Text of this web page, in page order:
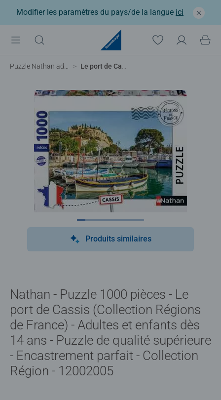
Modifier les paramètres du pays/de la langue ici
Puzzle Nathan adulte Le port de Cassis
Produits similaires
Nathan - Puzzle 1000 pièces - Le
port de Cassis (Collection Régions
de France) - Adultes et enfants dès
14 ans - Puzzle de qualité supérieure
- Encastrement parfait - Collection
Région - 12002005